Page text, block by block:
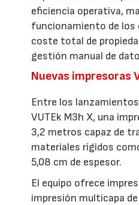
eficiencia operativa,
funcionamiento de los
coste total de
gestión manual de
Nuevas impresoras
Entre los
VUTEk M3h X, una
3,2 metros capaz de
materiales rígidos
5,08 cm de espesor.
El equipo ofrece
impresión multicapa